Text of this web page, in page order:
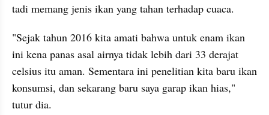
tadi memang jenis ikan yang tahan terhadap cuaca.
"Sejak tahun 2016 kita amati bahwa untuk enam ikan
celsius itu aman. Sementara ini penelitian kita baru ikan
konsumsi, dan sekarang baru saya garap ikan hias,"
tutur dia.